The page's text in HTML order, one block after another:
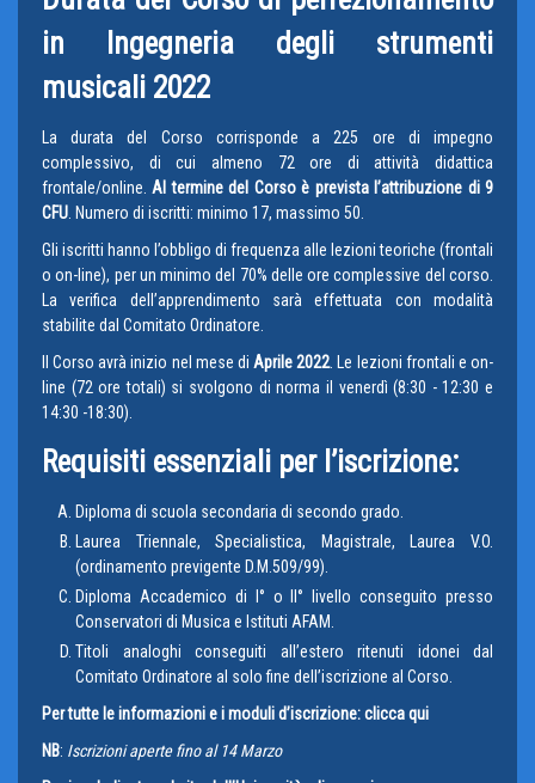
in Ingegneria degli strumenti
musicali 2022
La durata del Corso corrisponde a 225 ore di impegno
complessivo, di cui almeno 72 ore di attività didattica
frontale/online. Al termine del Corso è prevista l’attribuzione di 9
CFU . Numero di iscritti: minimo 17, massimo 50.
Gli iscritti hanno l’obbligo di frequenza alle lezioni teoriche (frontali
o on-line), per un minimo del 70% delle ore complessive del corso.
La verifica dell’apprendimento sarà effettuata con modalità
stabilite dal Comitato Ordinatore.
Il Corso avrà inizio nel mese di Aprile 2022. Le lezioni frontali e on-
line (72 ore totali) si svolgono di norma il venerdì (8:30 - 12:30 e
14:30 -18:30).
Requisiti essenziali per l’iscrizione:
Diploma di scuola secondaria di secondo grado.
Laurea Triennale, Specialistica, Magistrale, Laurea V.O.
(ordinamento previgente D.M.509/99).
Diploma Accademico di I° o II° livello conseguito presso
Conservatori di Musica e Istituti AFAM.
Titoli analoghi conseguiti all’estero ritenuti idonei dal
Comitato Ordinatore al solo fine dell’iscrizione al Corso.
Per tutte le informazioni e i moduli d’iscrizione: clicca qui
NB: Iscrizioni aperte fino al 14 Marzo